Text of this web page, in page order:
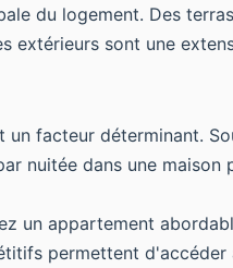
du logement. Des
sont une
facteur déterminant.
nuitée dans une
un appartement
permettent